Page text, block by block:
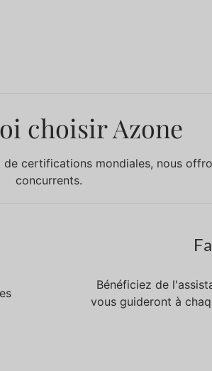
choisir Azone
certifications mondiales, nous
concurrents.
Bénéficiez de
vous guideront à